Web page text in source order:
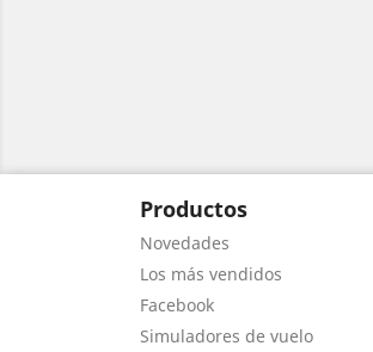
Productos
Novedades
Los más vendidos
Facebook
Simuladores de vuelo